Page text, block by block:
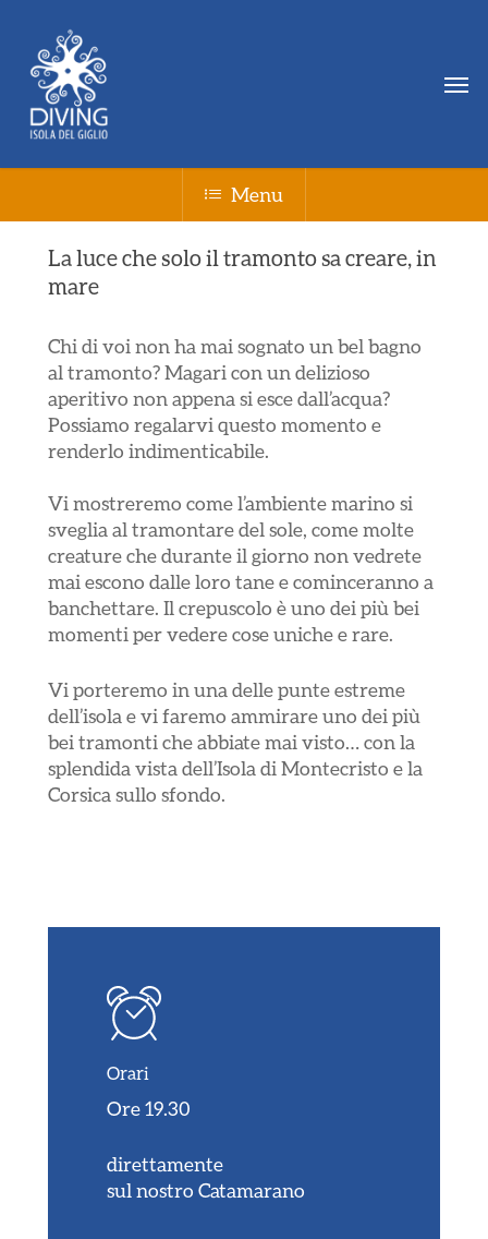
main
content
Menu
La luce che solo il tramonto sa creare, in
mare
Chi di voi non ha mai sognato un bel bagno
al tramonto? Magari con un delizioso
aperitivo non appena si esce dall’acqua?
Possiamo regalarvi questo momento e
renderlo indimenticabile.
Vi mostreremo come l’ambiente marino si
sveglia al tramontare del sole, come molte
creature che durante il giorno non vedrete
mai escono dalle loro tane e cominceranno a
banchettare. Il crepuscolo è uno dei più bei
momenti per vedere cose uniche e rare.
Vi porteremo in una delle punte estreme
dell’isola e vi faremo ammirare uno dei più
bei tramonti che abbiate mai visto… con la
splendida vista dell’Isola di Montecristo e la
Corsica sullo sfondo.
Orari
Ore 19.30
direttamente
sul nostro Catamarano